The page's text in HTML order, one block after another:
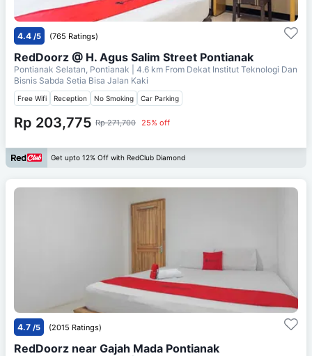
4.4 /5 (765 Ratings)
RedDoorz @ H. Agus Salim Street Pontianak
Pontianak Selatan, Pontianak | 4.6 km From Dekat Institut Teknologi Dan
Bisnis Sabda Setia Bisa Jalan Kaki
Free Wifi Reception No Smoking Car Parking
Rp 203,775 Rp 271,700 25% off
Get upto 12% Off with RedClub Diamond
4.7 /5 (2015 Ratings)
RedDoorz near Gajah Mada Pontianak